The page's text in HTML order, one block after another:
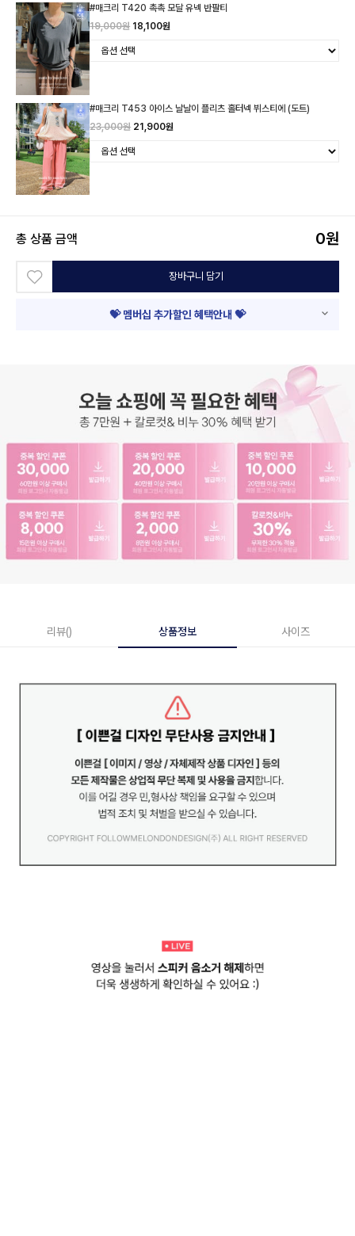
#매크리 T420 촉촉 모달 유넥 반팔티
19,000원 18,100원
#매크리 T453 아이스 날날이 플리츠 홀터넥 뷔스티에 (도트)
23,000원 21,900원
총 상품 금액 0원
장바구니 담기
💝 멤버십 추가할인 혜택안내 💝
리뷰() 상품정보 사이즈